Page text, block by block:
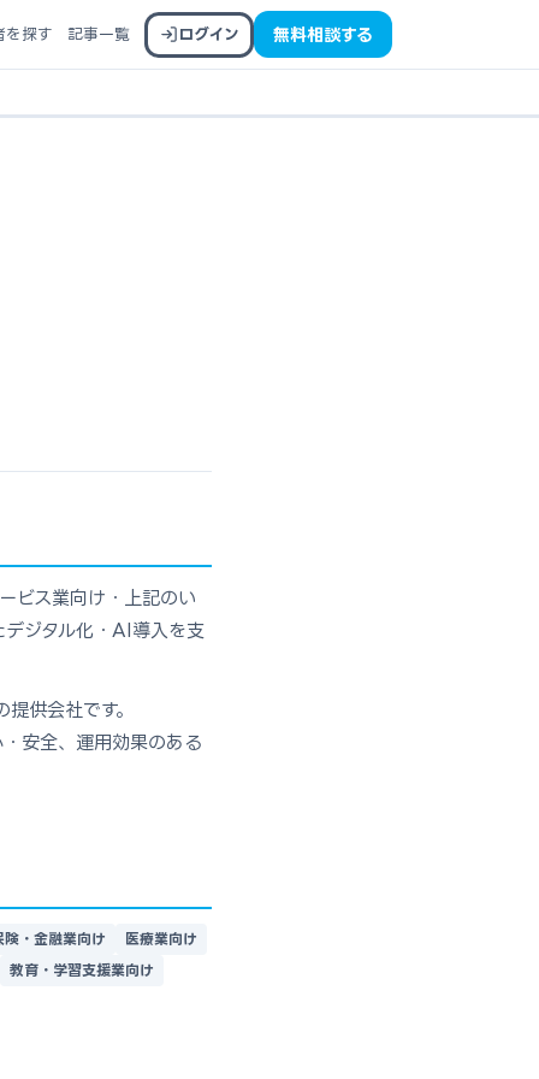
を探す 記事一覧 ログイン 無料相談する
ビス業向け・上記のい
ジタル化・AI導入を支
供会社です。
安全、運用効果のある
険・金融業向け
医療業向け
教育・学習支援業向け